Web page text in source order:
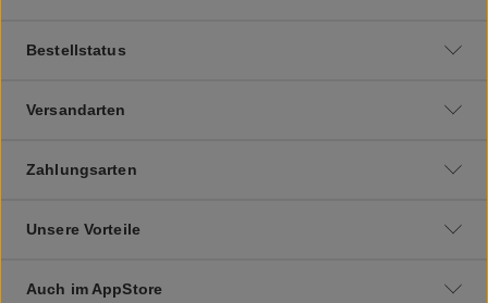
Bestellstatus
Versandarten
Zahlungsarten
Unsere Vorteile
Auch im AppStore